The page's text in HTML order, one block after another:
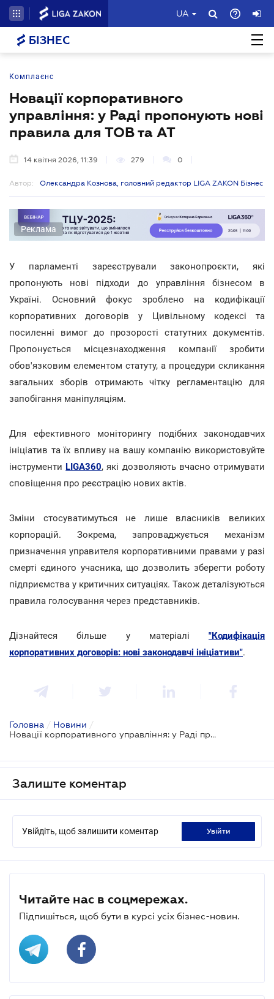
UA
БІЗНЕС
Комплаєнс
Новації корпоративного
управління: у Раді пропонують нові
правила для ТОВ та АТ
14 квітня 2026, 11:39 279 0
Автор: Олександра Кознова, головний редактор LIGA ZAKON Бізнес
Реклама
У парламенті зареєстрували законопроєкти, які
пропонують нові підходи до управління бізнесом в
Україні. Основний фокус зроблено на кодифікації
корпоративних договорів у Цивільному кодексі та
посиленні вимог до прозорості статутних документів.
Пропонується місцезнаходження компанії зробити
обов'язковим елементом статуту, а процедури скликання
загальних зборів отримають чітку регламентацію для
запобігання маніпуляціям.
Для ефективного моніторингу подібних законодавчих
ініціатив та їх впливу на вашу компанію використовуйте
інструменти LIGA360, які дозволяють вчасно отримувати
сповіщення про реєстрацію нових актів.
Зміни стосуватимуться не лише власників великих
корпорацій. Зокрема, запроваджується механізм
призначення управителя корпоративними правами у разі
смерті єдиного учасника, що дозволить зберегти роботу
підприємства у критичних ситуаціях. Також деталізуються
правила голосування через представників.
Дізнайтеся більше у матеріалі "Кодифікація
корпоративних договорів: нові законодавчі ініціативи".
Головна / Новини /
Новації корпоративного управління: у Раді пропонують нові правила для ТОВ та АТ
Залиште коментар
Увійдіть, щоб залишити коментар увійти
Читайте нас в соцмережах.
Підпишіться, щоб бути в курсі усіх бізнес-новин.